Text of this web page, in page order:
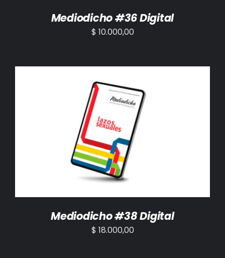
Mediodicho #36 Digital
$ 10.000,00
AÑADIR AL CARRITO /
Mediodicho #38 Digital
$ 18.000,00